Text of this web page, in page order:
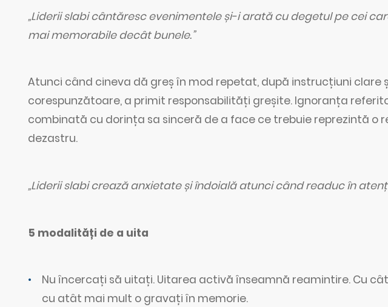
„Liderii slabi cântăresc evenimentele și-i arată cu degetul pe cei
mai memorabile decât bunele.”
Atunci când cineva dă greș în mod repetat, după instrucțiuni clare
corespunzătoare, a primit responsabilități greșite. Ignoranța
combinată cu dorința sa sinceră de a face ce trebuie reprezintă o
dezastru.
„Liderii slabi crează anxietate și îndoială atunci când readuc în
5 modalități de a uita
Nu încercați să uitați. Uitarea activă înseamnă reamintire. Cu
cu atât mai mult o gravați în memorie.